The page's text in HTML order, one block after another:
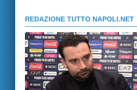
REDAZIONE TUTTO NAPOLI.NET